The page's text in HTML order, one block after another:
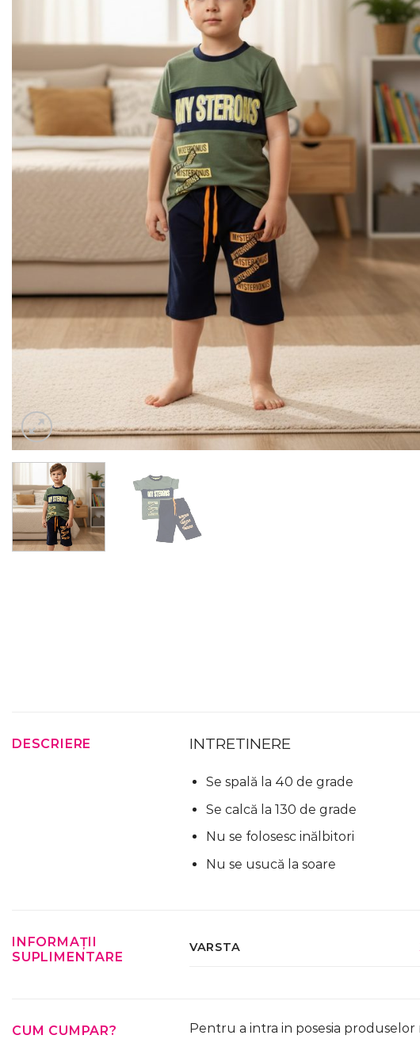
DESCRIERE INTRETINERE
Se spală la 40 de grade
Se calcă la 130 de grade
Nu se folosesc inălbitori
Nu se usucă la soare
INFORMAȚII
SUPLIMENTARE
VARSTA
CUM CUMPAR?
Pentru a intra in posesia